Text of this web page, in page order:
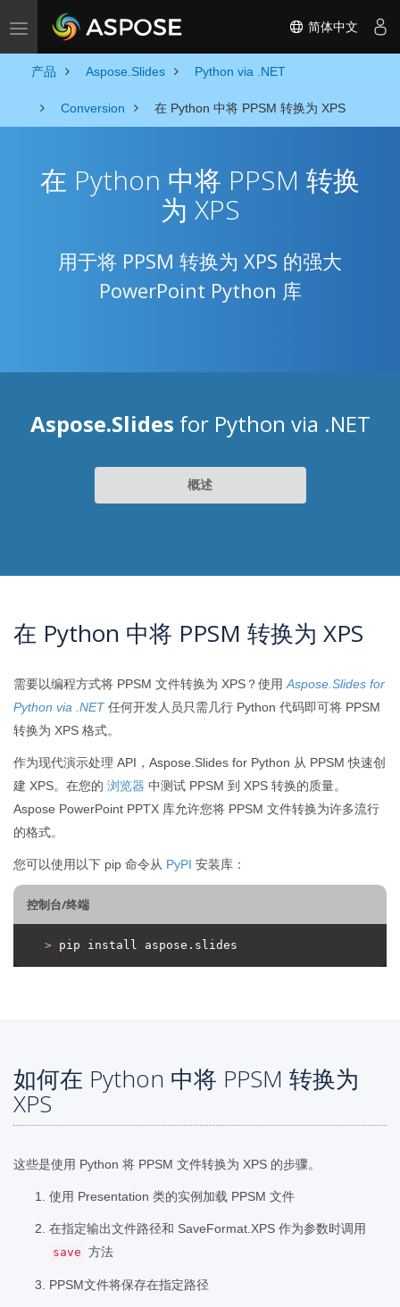
Toggle navigation 简体中文
产品 Aspose.Slides Python via .NET
Conversion 在 Python 中将 PPSM 转换为 XPS
在 Python 中将 PPSM 转换
为 XPS
用于将 PPSM 转换为 XPS 的强大
PowerPoint Python 库
Aspose.Slides for Python via .NET
概述
在 Python 中将 PPSM 转换为 XPS
需要以编程方式将 PPSM 文件转换为 XPS？使用 Aspose.Slides for
Python via .NET任何开发人员只需几行 Python 代码即可将 PPSM
转换为 XPS 格式。
作为现代演示处理 API，Aspose.Slides for Python 从 PPSM 快速创
建 XPS。在您的 浏览器 中测试 PPSM 到 XPS 转换的质量。
Aspose PowerPoint PPTX 库允许您将 PPSM 文件转换为许多流行
的格式。
您可以使用以下 pip 命令从 PyPI 安装库：
控制台/终端
> pip install aspose.slides
如何在 Python 中将 PPSM 转换为
XPS
这些是使用 Python 将 PPSM 文件转换为 XPS 的步骤。
使用 Presentation 类的实例加载 PPSM 文件
在指定输出文件路径和 SaveFormat.XPS 作为参数时调用
save 方法
PPSM文件将保存在指定路径